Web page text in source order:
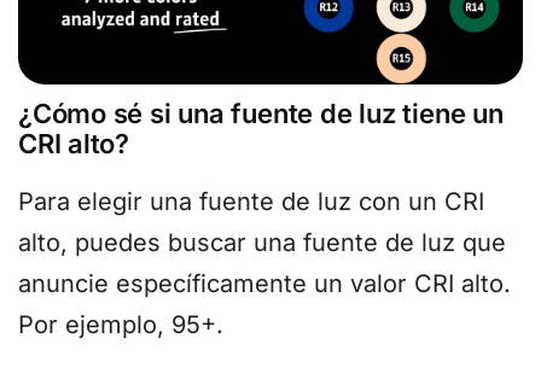
¿Cómo sé si una fuente de luz tiene un
CRI alto?
Para elegir una fuente de luz con un CRI
alto, puedes buscar una fuente de luz que
anuncie específicamente un valor CRI alto.
Por ejemplo, 95+.